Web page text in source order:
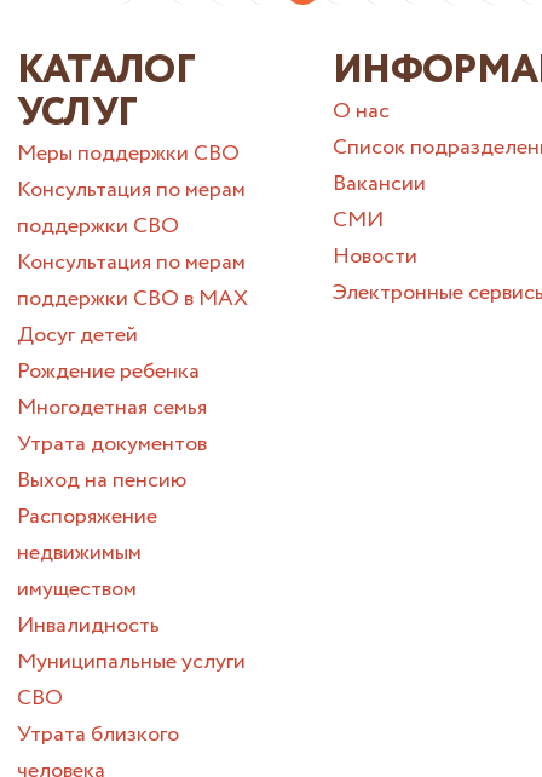
КАТАЛОГ
УСЛУГ
Меры поддержки СВО
Консультация по мерам
поддержки СВО
Консультация по мерам
поддержки СВО в МАХ
Досуг детей
Рождение ребенка
Многодетная семья
Утрата документов
Выход на пенсию
Распоряжение
недвижимым
имуществом
Инвалидность
Муниципальные услуги
СВО
Утрата близкого
О нас
Список
Вакансии
СМИ
Новости
Электронные